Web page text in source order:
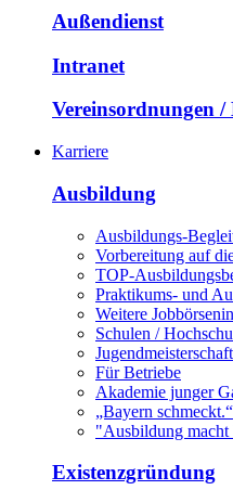
Außendienst
Intranet
Vereinsordnungen /
Karriere
Ausbildung
Ausbildungs-
Vorbereitung auf
TOP-
Praktikums- und
Weitere
Schulen /
Für Betriebe
Akademie junger
„Bayern schmeckt.“
"Ausbildung macht
Existenzgründung